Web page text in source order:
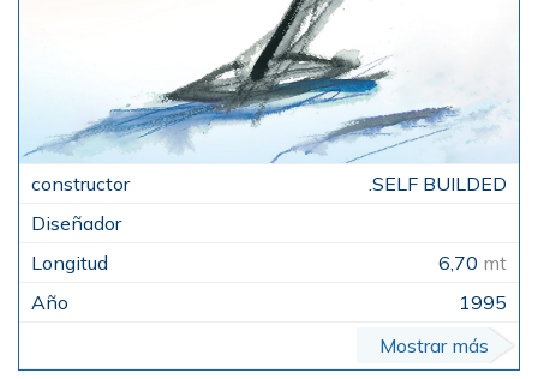
.SELF BUILDED
6,70 mt
1995
Mostrar más